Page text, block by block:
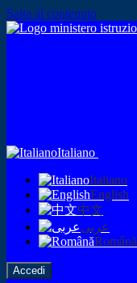
Salta al contenuto
Italiano
Italiano
English
中文
عربى
Română
Accedi